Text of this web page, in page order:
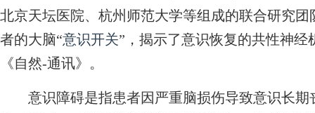
北京天坛医院、杭州师范大学等组成的联合研究
者的大脑“意识开关”，揭示了意识恢复的共性神
《自然-通讯》。
意识障碍是指患者因严重脑损伤导致意识长期